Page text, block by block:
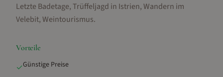
Letzte Badetage, Trüffeljagd in Istrien, Wandern im
Velebit, Weintourismus.
Vorteile
✓Günstige Preise